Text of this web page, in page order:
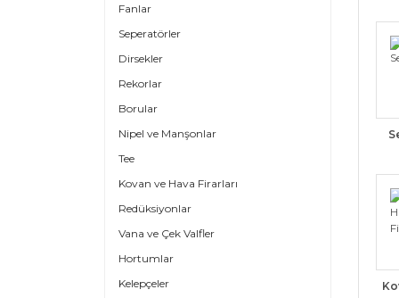
Fanlar
Seperatörler
Dirsekler
Rekorlar
Borular
Nipel ve Manşonlar
Tee
Kovan ve Hava Firarları
Redüksiyonlar
Vana ve Çek Valfler
Hortumlar
Kelepçeler